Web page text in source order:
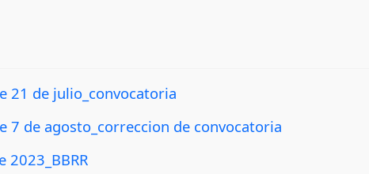
21 de julio_convocatoria
7 de agosto_correccion de convocatoria
2023_BBRR